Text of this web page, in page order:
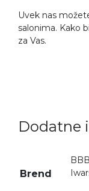
Uvek nas
salonima. Kako
za Vas.
Dodatne
Brend